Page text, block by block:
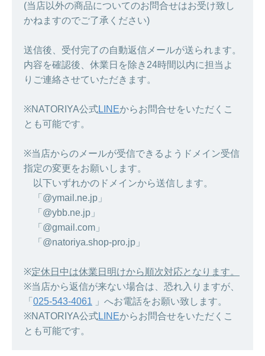
(当店以外の商品についてのお問合せはお受け致し
かねますのでご了承ください)
送信後、受付完了の自動返信メールが送られます。
内容を確認後、休業日を除き24時間以内に担当よ
りご連絡させていただきます。
※NATORIYA公式LINEからお問合せをいただくこ
とも可能です。
※当店からのメールが受信できるようドメイン受信
指定の変更をお願いします。
以下いずれかのドメインから送信します。
「@ymail.ne.jp」
「@ybb.ne.jp」
「@gmail.com」
「@natoriya.shop-pro.jp」
※定休日中は休業日明けから順次対応となります。
※当店から返信が来ない場合は、恐れ入りますが、
「 025-543-4061 」へお電話をお願い致します。
※NATORIYA公式LINEからお問合せをいただくこ
とも可能です。